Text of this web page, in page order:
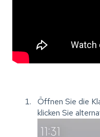
Öffnen Sie die
klicken Sie